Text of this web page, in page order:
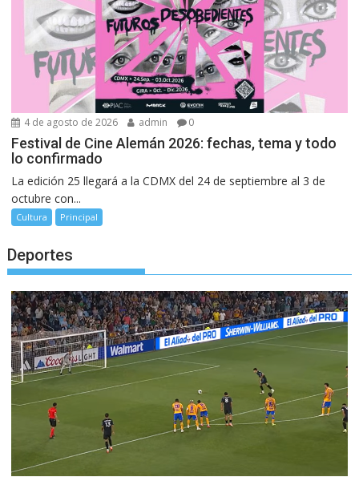
4 de agosto de 2026 admin 0
Festival de Cine Alemán 2026: fechas, tema y todo
lo confirmado
La edición 25 llegará a la CDMX del 24 de septiembre al 3 de
octubre con...
Cultura Principal
Deportes